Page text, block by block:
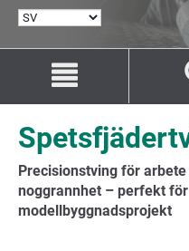
innehåll
navigation
Precisionstving för
noggrannhet – perfekt för
modellbyggnadsprojekt